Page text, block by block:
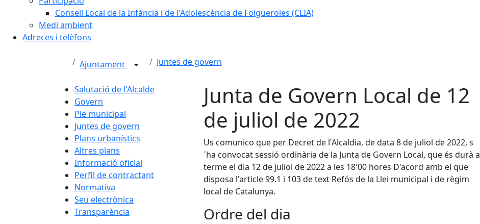
Consell Local de la Infància i de l'Adolescència de Folgueroles (CLIA)
Medi ambient
Adreces i telèfons
Ajuntament Juntes de govern
Salutació de l'Alcalde
Govern
Ple municipal
Juntes de govern
Plans urbanístics
Altres plans
Informació oficial
Perfil de contractant
Normativa
Seu electrònica
Transparència
Junta de Govern Local de 12
de juliol de 2022
Us comunico que per Decret de l'Alcaldia, de data 8 de juliol de 2022, s
´ha convocat sessió ordinària de la Junta de Govern Local, que és durà a
terme el dia 12 de juliol de 2022 a les 18'00 hores D'acord amb el que
disposa l'article 99.1 i 103 de text Refós de la Llei municipal i de règim
local de Catalunya.
Ordre del dia